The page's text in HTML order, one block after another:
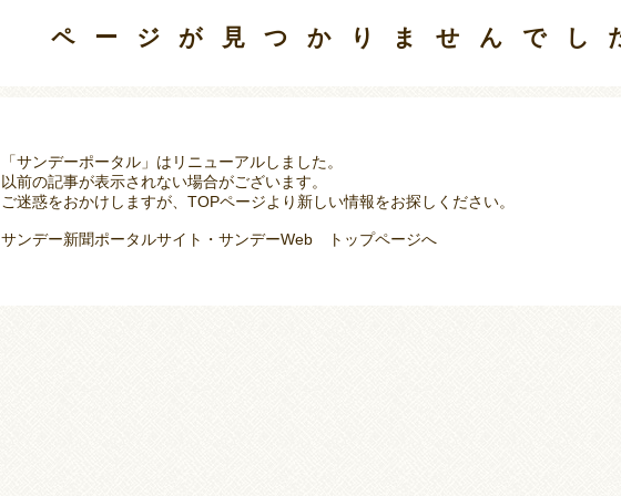
ページが見つかりませんでし
「サンデーポータル」はリニューアルしました。
以前の記事が表示されない場合がございます。
ご迷惑をおかけしますが、TOPページより新しい情報をお探しください。
サンデー新聞ポータルサイト・サンデーWeb トップページへ